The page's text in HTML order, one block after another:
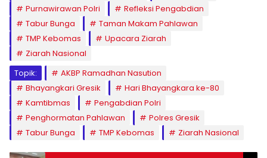
Purnawirawan Polri
Refleksi Pengabdian
Tabur Bunga
Taman Makam Pahlawan
TMP Kebomas
Upacara Ziarah
Ziarah Nasional
Topik:
AKBP Ramadhan Nasution
Bhayangkari Gresik
Hari Bhayangkara ke-80
Kamtibmas
Pengabdian Polri
Penghormatan Pahlawan
Polres Gresik
Tabur Bunga
TMP Kebomas Ziarah Nasional